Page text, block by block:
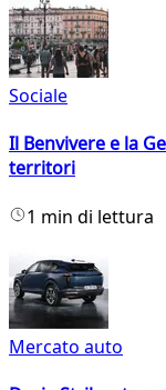
Sociale
Il Benvivere e la
territori
1 min di lettura
Mercato auto